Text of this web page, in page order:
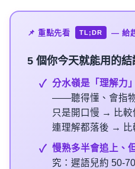
📌 重點先看 TL;DR — 給
5 個你今天就能用的結
分水嶺是「理解力
——聽得懂、會指物
只是開口慢 → 比較
連理解都落後 → 比
慢熟多半會追上、
究：遲語兒約 50-